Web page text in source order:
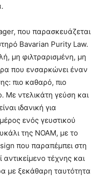
που παρασκευάζεται
Bavarian Purity Law.
μη φιλτραρισμένη, μη
που ενσαρκώνει έναν
πιο καθαρό, πιο
Με ντελικάτη γεύση και
ιδανική για
ενός γευστικού
της NOAM, με το
που παραπέμπει στη
τέχνης και
με ξεκάθαρη ταυτότητα